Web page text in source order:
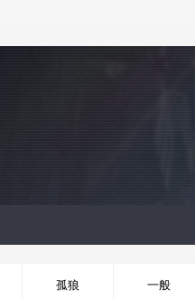
孤狼 一般